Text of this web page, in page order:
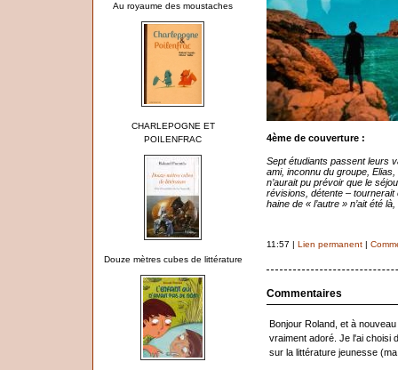
Au royaume des moustaches
CHARLEPOGNE ET
POILENFRAC
Douze mètres cubes de littérature
4ème de couverture :
Sept étudiants passent leurs
ami, inconnu du groupe,
n’aurait pu prévoir que le
révisions, détente – tournerait
haine de « l’autre » n’ait été
11:57 | Lien permanent|
Commentaires
Bonjour Roland, et à
vraiment adoré. Je l'ai choisi
sur la littérature jeunesse